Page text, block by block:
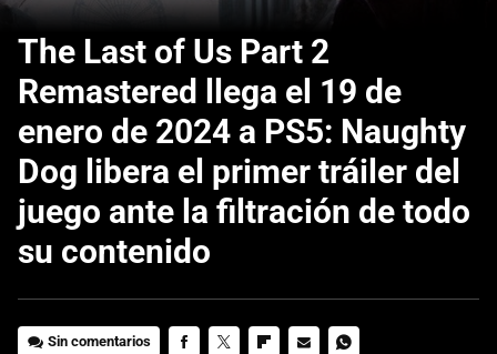
The Last of Us Part 2
Remastered llega el 19 de
enero de 2024 a PS5: Naughty
Dog libera el primer tráiler del
juego ante la filtración de todo
su contenido
Sin comentarios